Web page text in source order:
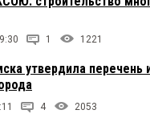
1 1221
утвердила
4 2053